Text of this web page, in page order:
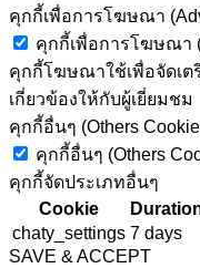
คุกกี้เพื่อการโฆษณา
คุกกี้เพื่อการโฆษณา
คุกกี้โฆษณาใช้เพื่อจัดเ
เกี่ยวข้องให้กับผู้เยี่ยมชม
คุกกี้อื่นๆ (Others
คุกกี้อื่นๆ (Others
คุกกี้จัดประเภทอื่นๆ
Cookie
chaty_settings 7 days
SAVE & ACCEPT